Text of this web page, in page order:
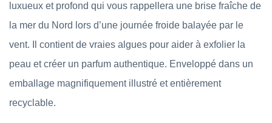
luxueux et profond qui vous rappellera une brise fraîche de
la mer du Nord lors d’une journée froide balayée par le
vent. Il contient de vraies algues pour aider à exfolier la
peau et créer un parfum authentique. Enveloppé dans un
emballage magnifiquement illustré et entièrement
recyclable.